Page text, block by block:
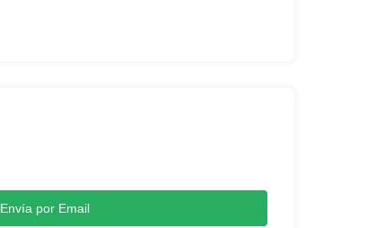
Envía por Email